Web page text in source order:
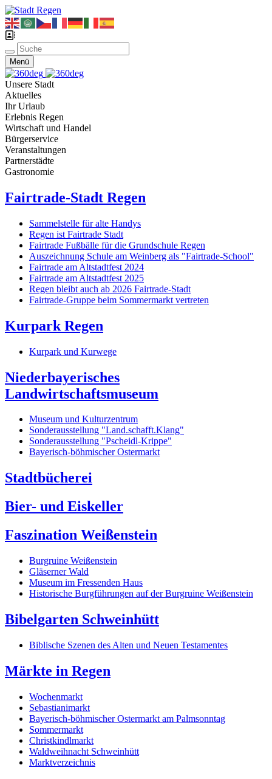
Menü
Unsere Stadt
Aktuelles
Ihr Urlaub
Erlebnis Regen
Wirtschaft und Handel
Bürgerservice
Veranstaltungen
Partnerstädte
Gastronomie
Fairtrade-Stadt Regen
Sammelstelle für alte Handys
Regen ist Fairtrade Stadt
Fairtrade Fußbälle für die Grundschule Regen
Auszeichnung Schule am Weinberg als "Fairtrade-School"
Fairtrade am Altstadtfest 2024
Fairtrade am Altstadtfest 2025
Regen bleibt auch ab 2026 Fairtrade-Stadt
Fairtrade-Gruppe beim Sommermarkt vertreten
Kurpark Regen
Kurpark und Kurwege
Niederbayerisches
Landwirtschaftsmuseum
Museum und Kulturzentrum
Sonderausstellung "Land.schafft.Klang"
Sonderausstellung "Pscheidl-Krippe"
Bayerisch-böhmischer Ostermarkt
Stadtbücherei
Bier- und Eiskeller
Faszination Weißenstein
Burgruine Weißenstein
Gläserner Wald
Museum im Fressenden Haus
Historische Burgführungen auf der Burgruine Weißenstein
Bibelgarten Schweinhütt
Biblische Szenen des Alten und Neuen Testamentes
Märkte in Regen
Wochenmarkt
Sebastianimarkt
Bayerisch-böhmischer Ostermarkt am Palmsonntag
Sommermarkt
Christkindlmarkt
Waldweihnacht Schweinhütt
Marktverzeichnis